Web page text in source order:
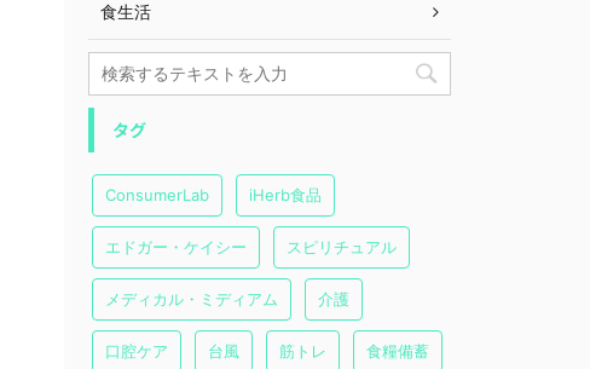
食生活
タグ
ConsumerLab iHerb食品
エドガー・ケイシー スピリチュアル
メディカル・ミディアム 介護
口腔ケア 台風 筋トレ 食糧備蓄